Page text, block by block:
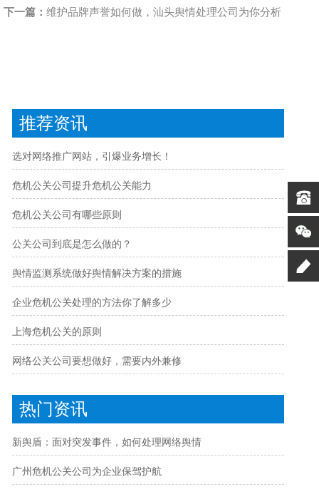
下一篇： 维护品牌声誉如何做，汕头舆情处理公司为你分析
推荐资讯
选对网络推广网站，引爆业务增长！
危机公关公司提升危机公关能力
危机公关公司有哪些原则
公关公司到底是怎么做的？
舆情监测系统做好舆情解决方案的措施
企业危机公关处理的方法你了解多少
上海危机公关的原则
网络公关公司要想做好，需要内外兼修
热门资讯
新舆盾：面对突发事件，如何处理网络舆情
广州危机公关公司为企业保驾护航